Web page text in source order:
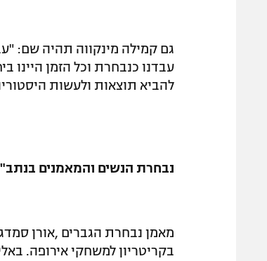
גם קמילה מינקווה תהיה שם:
עבדנו כנבחרת וכל הזמן היינו
להביא תוצאות ולעשות
נבחרת הנשים והמאמנים
בקריטריון למשחקי אירופה.